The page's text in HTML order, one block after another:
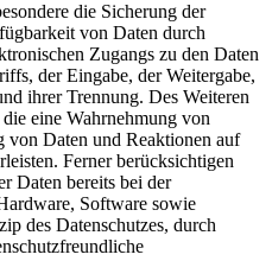
die Sicherung der
von Daten durch
Zugangs zu den Daten
der Eingabe, der Weitergabe,
ihrer Trennung. Des Weiteren
eine Wahrnehmung von
von Daten und Reaktionen auf
Ferner berücksichtigen
Daten bereits bei der
Software sowie
des Datenschutzes, durch